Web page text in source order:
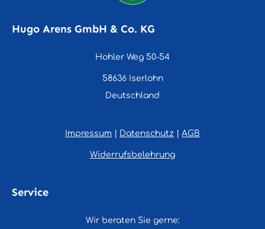
Hugo Arens GmbH & Co. KG
Hohler Weg 50-54
58636 Iserlohn
Deutschland
Impressum Datenschutz AGB
Widerrufsbelehrung
Service
Wir beraten Sie gerne: